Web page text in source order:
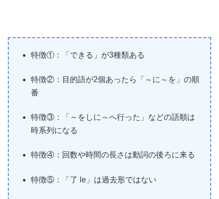
特徴①：「できる」が3種類ある
特徴②：目的語が2個あったら「～に～を」の順
番
特徴③：「～をしに～へ行った」などの語順は
時系列になる
特徴④：回数や時間の長さは動詞の後ろに来る
特徴⑤：「了 le」は過去形ではない